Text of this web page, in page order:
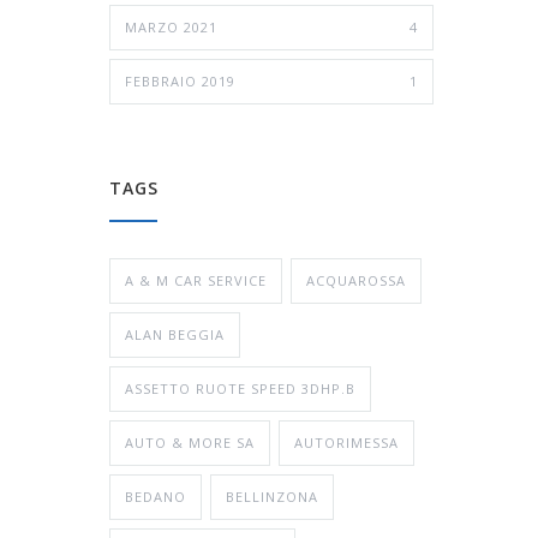
MARZO 2021 4
FEBBRAIO 2019 1
TAGS
A & M CAR SERVICE ACQUAROSSA
ALAN BEGGIA
ASSETTO RUOTE SPEED 3DHP.B
AUTO & MORE SA AUTORIMESSA
BEDANO BELLINZONA